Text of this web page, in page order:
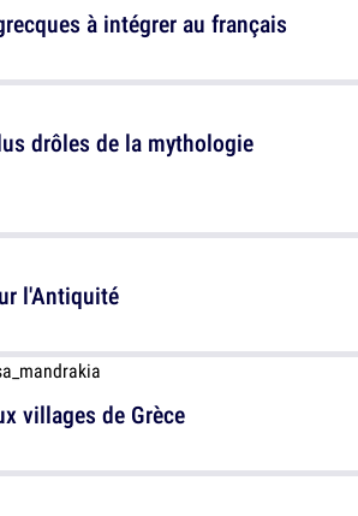
drôles de la mythologie
villages de Grèce
à intégrer au français
l'Antiquité